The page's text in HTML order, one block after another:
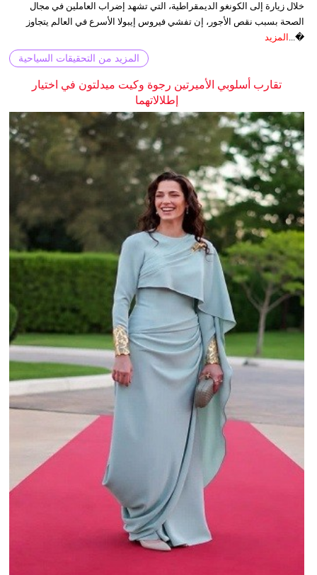
خلال زيارة إلى الكونغو الديمقراطية، التي تشهد إضراب العاملين في مجال
الصحة بسبب نقص الأجور، إن تفشي فيروس إيبولا الأسرع في العالم يتجاوز
�... المزيد
المزيد من التحقيقات السياحية
تقارب أسلوبي الأميرتين رجوة وكيت ميدلتون في اختيار
إطلالاتهما